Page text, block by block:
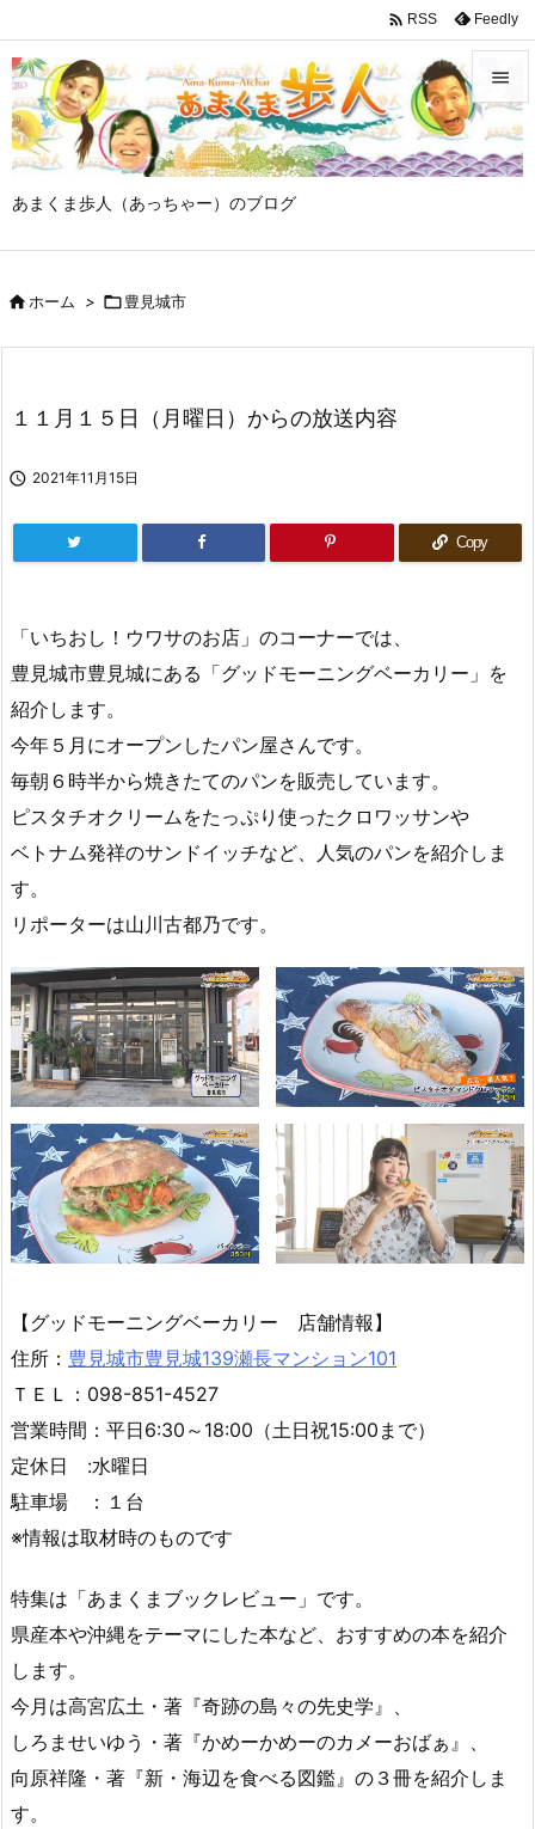
あまくま歩人（あっちゃー）のブログ


メニュ

 RSS Feedly
ホーム > 豊見城市
１１月１５日（月曜日）からの放送内容
 2021年11月15日
Copy
「いちおし！ウワサのお店」のコーナーでは、
豊見城市豊見城にある「グッドモーニングベーカリー」を
紹介します。
今年５月にオープンしたパン屋さんです。
毎朝６時半から焼きたてのパンを販売しています。
ピスタチオクリームをたっぷり使ったクロワッサンや
ベトナム発祥のサンドイッチなど、人気のパンを紹介しま
す。
リポーターは山川古都乃です。
【グッドモーニングベーカリー 店舗情報】
住所： 豊見城市豊見城139瀬長マンション101
ＴＥＬ：098-851-4527
営業時間：平日6:30～18:00（土日祝15:00まで）
定休日 :水曜日
駐車場 ：１台
※情報は取材時のものです
特集は「あまくまブックレビュー」です。
県産本や沖縄をテーマにした本など、おすすめの本を紹介
します。
今月は高宮広土・著『奇跡の島々の先史学』、
しろませいゆう・著『かめーかめーのカメーおばぁ』、
向原祥隆・著『新・海辺を食べる図鑑』の３冊を紹介しま
す。